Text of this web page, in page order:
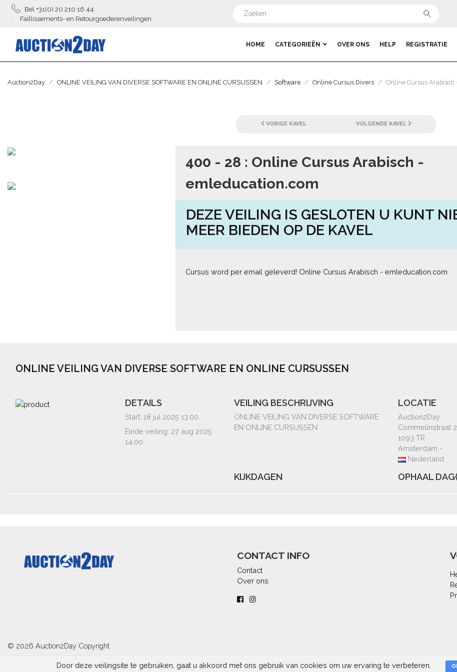
Bel +31(0) 20 210 16 44
Faillissements- en Retourgoederenveilingen
HOME CATEGORIEËN OVER ONS HELP REGISTRATIE
Auction2Day ONLINE VEILING VAN DIVERSE SOFTWARE EN ONLINE CURSUSSEN Software Online Cursus Divers Online Cursus Arabisch
VORIGE KAVEL VOLGENDE KAVEL
400 - 28 : Online Cursus Arabisch -
emleducation.com
DEZE VEILING IS GESLOTEN U KUNT
MEER BIEDEN OP DE KAVEL
Cursus word per email geleverd! Online Cursus Arabisch - emleducation.com
ONLINE VEILING VAN DIVERSE SOFTWARE EN ONLINE CURSUSSEN
DETAILS
Start: 18 jul 2025 13:00
Einde veiling: 27 aug 2025
14:00
VEILING BESCHRIJVING
ONLINE VEILING VAN DIVERSE SOFTWARE
EN ONLINE CURSUSSEN
LOCATIE
Auction2Day
Commelinstraat 2
1093 TR
Amsterdam -
Nederland
KIJKDAGEN OPHAAL
Door deze veilingsite te gebruiken, gaat u akkoord met ons gebruik van cookies om uw ervaring te verbeteren.
CONTACT INFO
Contact
Over ons
© 2026 Auction2Day Copyright